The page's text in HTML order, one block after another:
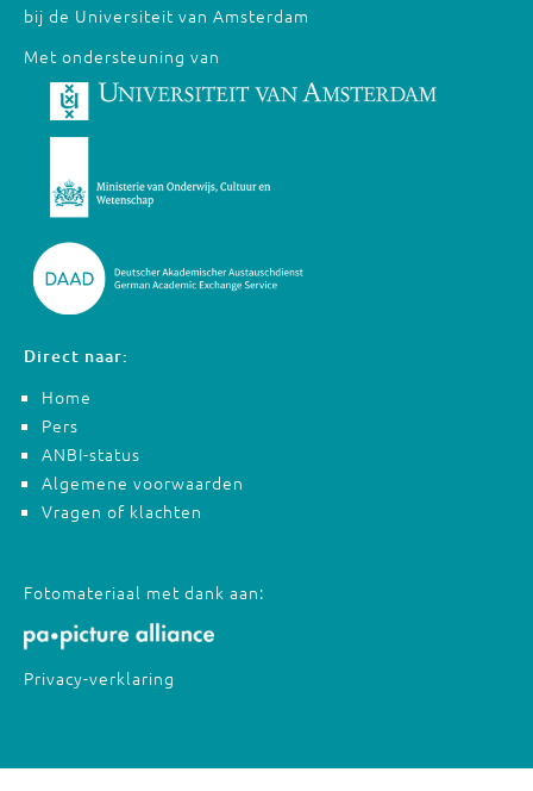
bij de Universiteit van Amsterdam
Met ondersteuning van
Direct naar:
Home
Pers
ANBI-status
Algemene voorwaarden
Vragen of klachten
Fotomateriaal met dank aan:
Privacy-verklaring